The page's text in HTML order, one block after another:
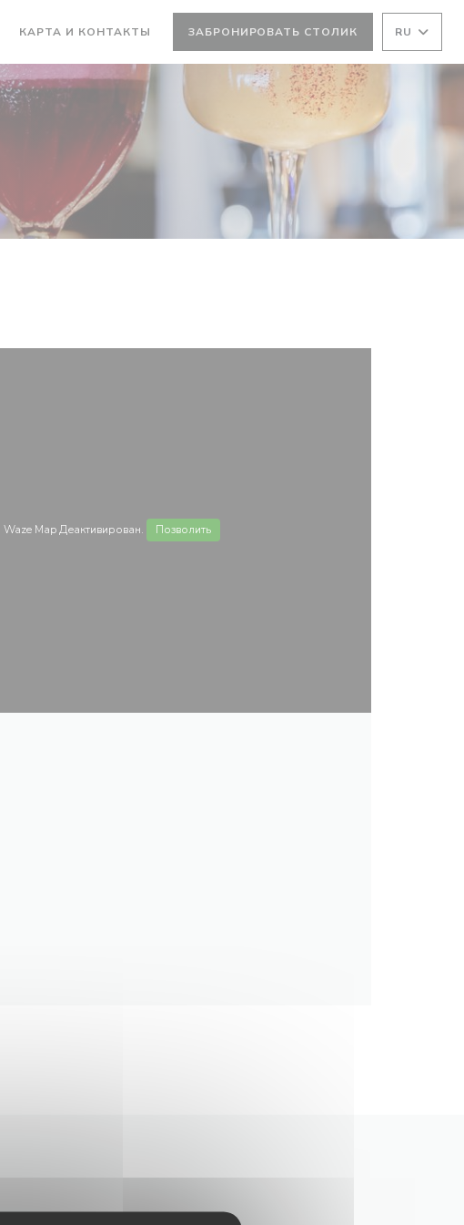
КАРТА И КОНТАКТЫ ЗАБРОНИРОВАТЬ СТОЛИК RU
Waze Map Деактивирован. Позволить